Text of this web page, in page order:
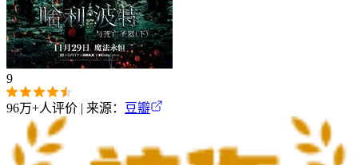
9
96万+人评价 | 来源： 豆瓣